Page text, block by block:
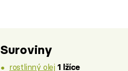
Suroviny
rostlinný olej 1 lžíce